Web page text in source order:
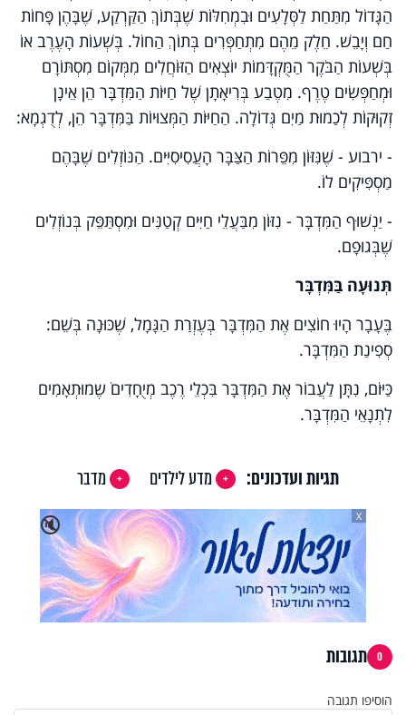
הַגָּדוֹל מִתַּחַת לַסְּלָעִים וּבִמְחִלּוֹת שֶׁבְּתוֹךְ הַקַּרְקַע, שֶׁבָּהֶן פָּחוֹת
חַם וְיָבֵשׁ. חֵלֶק מֵהֶם מִתְחַפְּרִים בְּתוֹךְ הַחוֹל. בְּשְׁעוֹת הָעֶרֶב אוֹ
בְּשְׁעוֹת הַבֹּקֶר הַמֻּקְדָּמוֹת יוֹצְאִים הַזּוֹחֲלִים מִמְּקוֹם מִסְתּוֹרָם
וּמְחַפְּשִׂים טֶרֶף. מִטֶבַע בְּרִיאָתָן שֶׁל חַיּוֹת הַמִּדְבָּר הֵן אֵינָן
זְקוּקוֹת לְכַמוּת מַיִם גְּדוֹלָה. הַחַיּוֹת הַמְּצוּיוֹת בַּמִּדְבָּר הֵן, לְדֻגְמָא:
- ירבוע - שֶׁנִּזּוֹן מִפֵּרוֹת הַצַּבָּר הָעֲסִיסִיִּים. הַנּוֹזְלִים שֶׁבָּהֶם
מַסְפִּיקִים לוֹ.
- יַנְשׁוּף הַמִּדְבָּר - נִזּוֹן מִבַּעֲלֵי חַיִּים קְטַנִּים וּמִסְתַּפֵּק בְּנוֹזְלִים
שֶׁבְּגוּפָם.
תְּנוּעָה בַּמִּדְבָּר
בֶּעָבָר הָיוּ חוֹצִים אֶת הַמִּדְבָּר בְּעֶזְרַת הַגָּמָל, שֶׁכּוּנָה בְּשֵׁם:
סְפִינַת הַמִּדְבָּר.
כַּיּוֹם, נִתָּן לַעֲבוֹר אֶת הַמִּדְבָּר בִּכְלֵי רֶכֶב מְיֻחָדִים ֹשֶמוּתְאָמִים
לִתְנָאֵי הַמִּדְבָּר.
תגיות ועדכונים: מדע לילדים
מדבר
🔇
X
0 תגובות
הוסיפו תגובה